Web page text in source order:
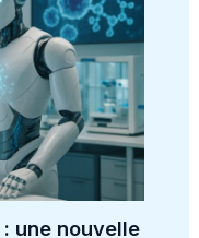
une nouvelle